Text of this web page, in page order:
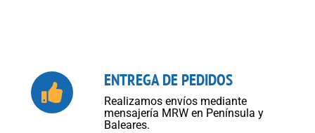
ENTREGA DE PEDIDOS
Realizamos envíos mediante
mensajería MRW en Península y
Baleares.